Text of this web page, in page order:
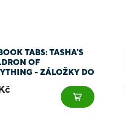
TABS: TASHA'S
OF
- ZÁLOŽKY DO